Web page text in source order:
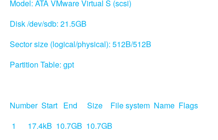
Model: ATA VMware Virtual S (scsi)
Disk /dev/sdb: 21.5GB
Sector size (logical/physical): 512B/512B
Partition Table: gpt
Number Start End Size File system Name Flags
1 17.4kB 10.7GB 10.7GB